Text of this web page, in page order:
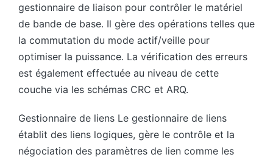
gestionnaire de liaison pour contrôler le matériel
de bande de base. Il gère des opérations telles que
la commutation du mode actif/veille pour
optimiser la puissance. La vérification des erreurs
est également effectuée au niveau de cette
couche via les schémas CRC et ARQ.
Gestionnaire de liens Le gestionnaire de liens
établit des liens logiques, gère le contrôle et la
négociation des paramètres de lien comme les